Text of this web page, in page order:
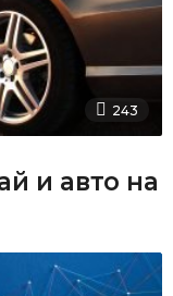
243
и авто на